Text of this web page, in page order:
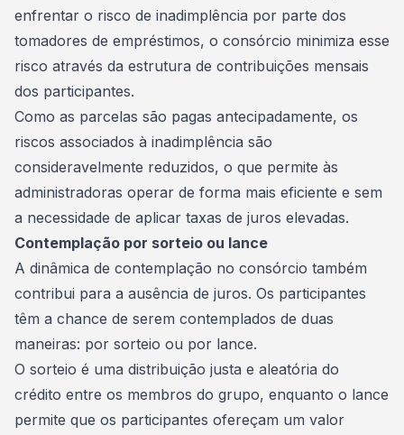
enfrentar o risco de inadimplência por parte dos
tomadores de empréstimos, o consórcio minimiza esse
risco através da estrutura de contribuições mensais
dos participantes.
Como as parcelas são pagas antecipadamente, os
riscos associados à inadimplência são
consideravelmente reduzidos, o que permite às
administradoras operar de forma mais eficiente e sem
a necessidade de aplicar taxas de juros elevadas.
Contemplação por sorteio ou lance
A dinâmica de contemplação no consórcio também
contribui para a ausência de juros. Os participantes
têm a chance de serem contemplados de duas
maneiras: por sorteio ou por lance.
O sorteio é uma distribuição justa e aleatória do
crédito entre os membros do grupo, enquanto o lance
permite que os participantes ofereçam um valor